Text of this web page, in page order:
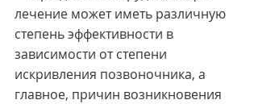
лечение может иметь различную
степень эффективности в
зависимости от степени
искривления позвоночника, а
главное, причин возникновения